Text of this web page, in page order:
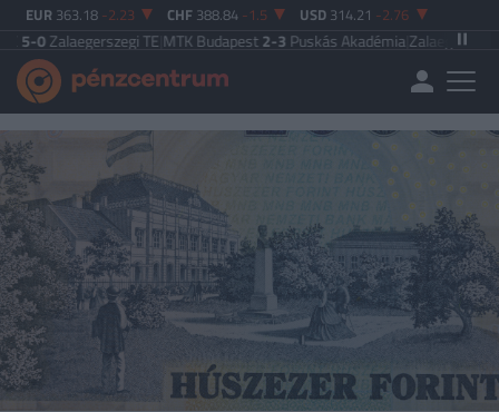
EUR 363.18 -2.23 CHF 388.84 -1.5 USD 314.21 -2.76
TE|MTK Budapest2-3Puskás Akadémia| Zalaegerszegi TE 5-2